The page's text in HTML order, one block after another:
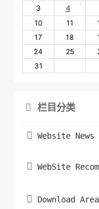
3
4 1
10
11
17
18
24
25
31
 栏目分类
 Website News
 WebSite
 Download Area